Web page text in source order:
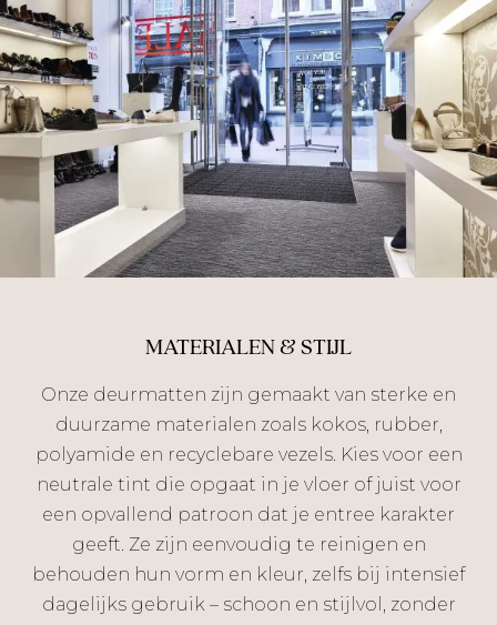
MATERIALEN & STIJL
Onze deurmatten zijn gemaakt van sterke en
duurzame materialen zoals kokos, rubber,
polyamide en recyclebare vezels. Kies voor een
neutrale tint die opgaat in je vloer of juist voor
een opvallend patroon dat je entree karakter
geeft. Ze zijn eenvoudig te reinigen en
behouden hun vorm en kleur, zelfs bij intensief
dagelijks gebruik – schoon en stijlvol, zonder